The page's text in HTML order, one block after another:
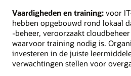
Vaardigheden en training: voor
hebben opgebouwd rond lokaal
-beheer, veroorzaakt
waarvoor training nodig is.
investeren in de juiste
verwachtingen stellen voor